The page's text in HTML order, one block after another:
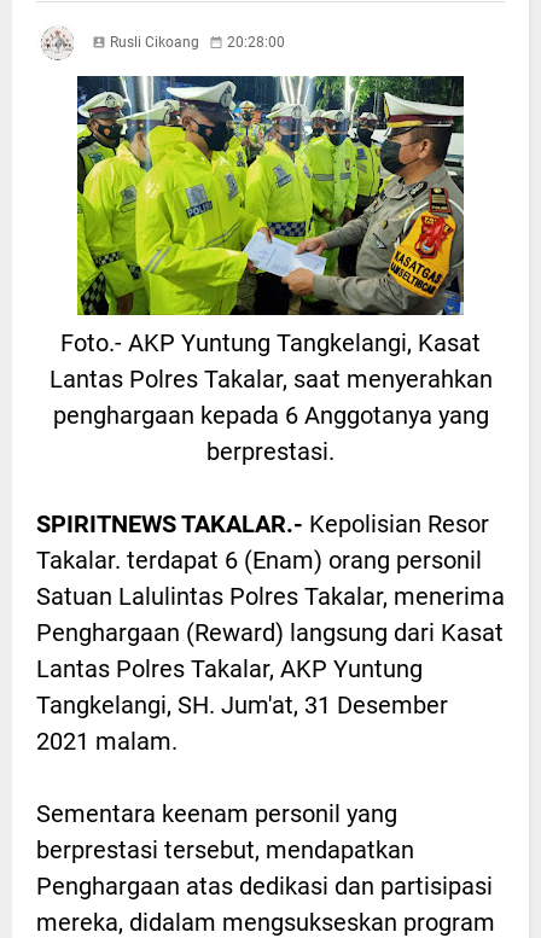
Rusli Cikoang 20:28:00
Foto.- AKP Yuntung Tangkelangi, Kasat
Lantas Polres Takalar, saat menyerahkan
penghargaan kepada 6 Anggotanya yang
berprestasi.
SPIRITNEWS TAKALAR.- Kepolisian Resor
Takalar. terdapat 6 (Enam) orang personil
Satuan Lalulintas Polres Takalar, menerima
Penghargaan (Reward) langsung dari Kasat
Lantas Polres Takalar, AKP Yuntung
Tangkelangi, SH. Jum'at, 31 Desember
2021 malam.
Sementara keenam personil yang
berprestasi tersebut, mendapatkan
Penghargaan atas dedikasi dan partisipasi
mereka, didalam mengsukseskan program